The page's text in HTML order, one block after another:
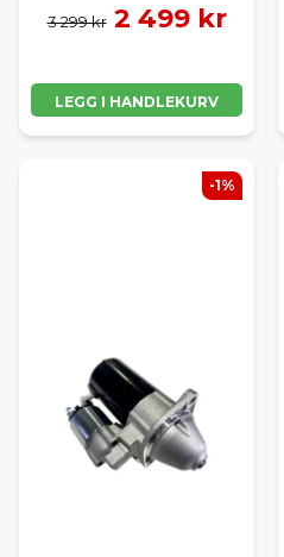
3 299 kr 2 499 kr
LEGG I HANDLEKURV
-1%